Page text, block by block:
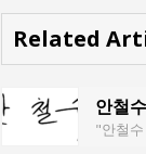
Related
안철
"안철